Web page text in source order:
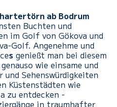
ab Bodrum
Buchten und
im Golf von Gökova und
Golf. Angenehme und
s genießt man bei diesem
wie einsame und
Sehenswürdigkeiten
Küstenstädten wie
zu entdecken -
in traumhafter